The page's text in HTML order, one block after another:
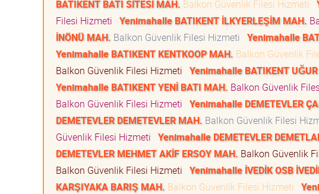
BATIKENT BATI SİTESİ MAH. Balkon Güvenlik Filesi Hizmeti
Filesi Hizmeti Yenimahalle BATIKENT İLKYERLEŞİM MAH.
İNÖNÜ MAH. Balkon Güvenlik Filesi Hizmeti Yenimahalle
Yenimahalle BATIKENT KENTKOOP MAH. Balkon Güvenlik
Balkon Güvenlik Filesi Hizmeti Yenimahalle BATIKENT
Yenimahalle BATIKENT YENİ BATI MAH. Balkon Güvenlik
Balkon Güvenlik Filesi Hizmeti Yenimahalle DEMETEVLER
DEMETEVLER DEMETEVLER MAH. Balkon Güvenlik Filesi
Güvenlik Filesi Hizmeti Yenimahalle DEMETEVLER
DEMETEVLER MEHMET AKİF ERSOY MAH. Balkon Güvenlik
Balkon Güvenlik Filesi Hizmeti Yenimahalle İVEDİK OSB
KARŞIYAKA BARIŞ MAH. Balkon Güvenlik Filesi Hizmeti